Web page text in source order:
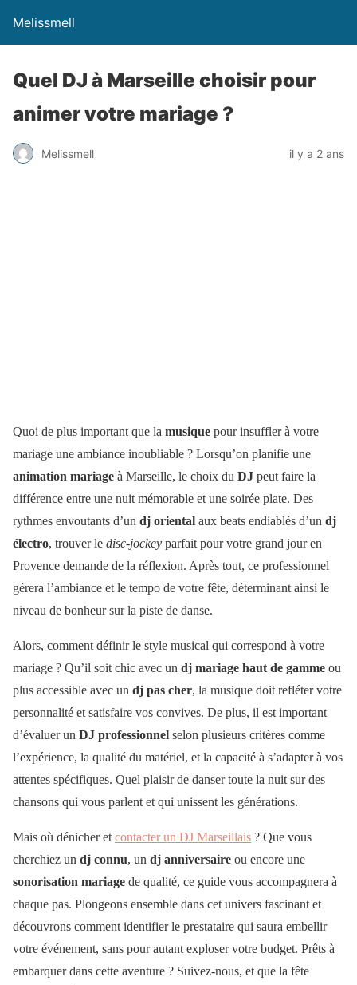
Melissmell
Quel DJ à Marseille choisir pour
animer votre mariage ?
Melissmell il y a 2 ans
Quoi de plus important que la musique pour insuffler à votre
mariage une ambiance inoubliable ? Lorsqu’on planifie une
animation mariage à Marseille, le choix du DJ peut faire la
différence entre une nuit mémorable et une soirée plate. Des
rythmes envoutants d’un dj oriental aux beats endiablés d’un dj
électro, trouver le disc-jockey parfait pour votre grand jour en
Provence demande de la réflexion. Après tout, ce professionnel
gérera l’ambiance et le tempo de votre fête, déterminant ainsi le
niveau de bonheur sur la piste de danse.
Alors, comment définir le style musical qui correspond à votre
mariage ? Qu’il soit chic avec un dj mariage haut de gamme ou
plus accessible avec un dj pas cher, la musique doit refléter votre
personnalité et satisfaire vos convives. De plus, il est important
d’évaluer un DJ professionnel selon plusieurs critères comme
l’expérience, la qualité du matériel, et la capacité à s’adapter à vos
attentes spécifiques. Quel plaisir de danser toute la nuit sur des
chansons qui vous parlent et qui unissent les générations.
Mais où dénicher et contacter un DJ Marseillais ? Que vous
cherchiez un dj connu, un dj anniversaire ou encore une
sonorisation mariage de qualité, ce guide vous accompagnera à
chaque pas. Plongeons ensemble dans cet univers fascinant et
découvrons comment identifier le prestataire qui saura embellir
votre événement, sans pour autant exploser votre budget. Prêts à
embarquer dans cette aventure ? Suivez-nous, et que la fête